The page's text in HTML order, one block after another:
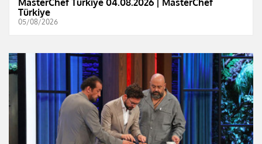
MasterChef Türkiye 04.08.2026 | MasterChef
Türkiye
05/08/2026